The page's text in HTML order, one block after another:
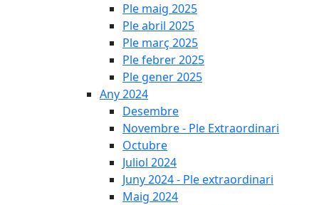
Ple maig 2025
Ple abril 2025
Ple març 2025
Ple febrer 2025
Ple gener 2025
Any 2024
Desembre
Novembre - Ple Extraordinari
Octubre
Juliol 2024
Juny 2024 - Ple extraordinari
Maig 2024